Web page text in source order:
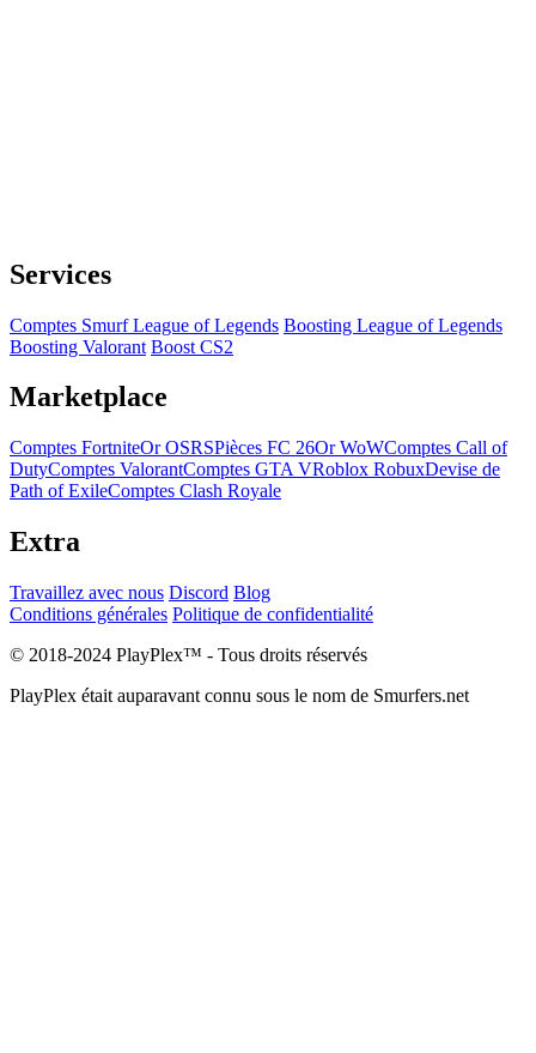
Services
Comptes Smurf League of Legends Boosting League of Legends
Boosting Valorant Boost CS2
Marketplace
Comptes FortniteOr OSRSPièces FC 26Or WoWComptes Call of
DutyComptes ValorantComptes GTA VRoblox RobuxDevise de
Path of ExileComptes Clash Royale
Extra
Travaillez avec nous Discord Blog
Conditions générales Politique de confidentialité
© 2018-2024 PlayPlex™ - Tous droits réservés
PlayPlex était auparavant connu sous le nom de Smurfers.net